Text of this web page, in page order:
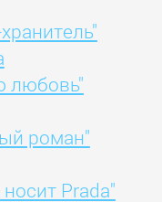
любовь"
роман"
Prada"